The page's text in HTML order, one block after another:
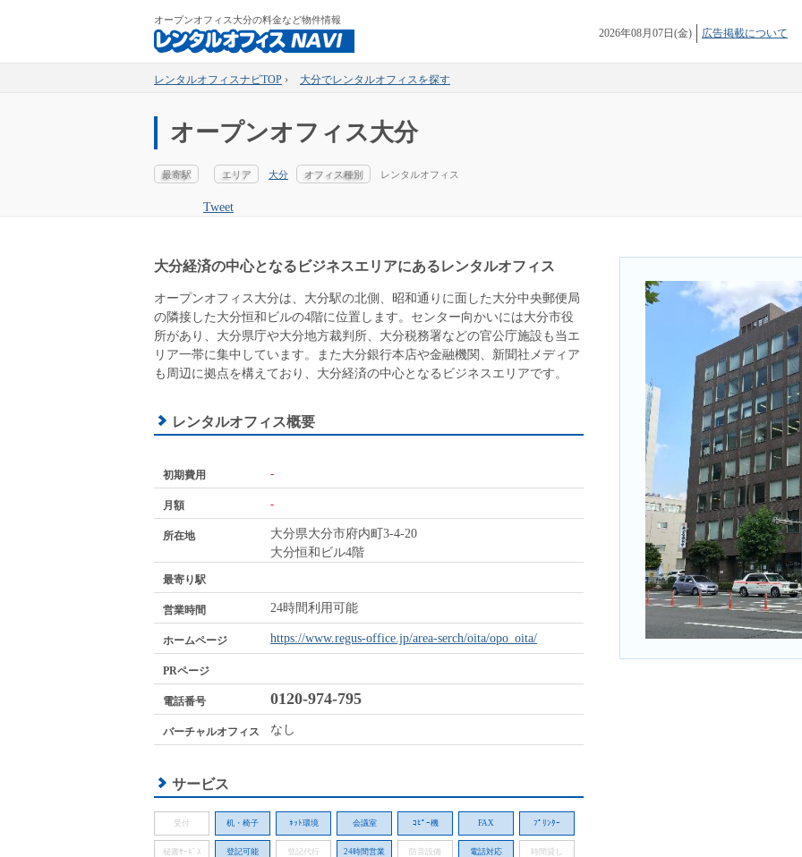
オープンオフィス大分の料金など物件情報
2026年08月07日(金) 広告掲載について
レンタルオフィスナビTOP › 大分でレンタルオフィスを探す
オープンオフィス大分
最寄駅 エリア 大分 オフィス種別 レンタルオフィス
Tweet
大分経済の中心となるビジネスエリアにあるレンタルオフィス
オープンオフィス大分は、大分駅の北側、昭和通りに面した大分中央郵便局
の隣接した大分恒和ビルの4階に位置します。センター向かいには大分市役
所があり、大分県庁や大分地方裁判所、大分税務署などの官公庁施設も当エ
リア一帯に集中しています。また大分銀行本店や金融機関、新聞社メディア
も周辺に拠点を構えており、大分経済の中心となるビジネスエリアです。
レンタルオフィス概要
初期費用 -
月額 -
所在地
大分県大分市府内町3-4-20
大分恒和ビル4階
最寄り駅
営業時間 24時間利用可能
ホームページ https://www.regus-office.jp/area-serch/oita/opo_oita/
PRページ
電話番号 0120-974-795
バーチャルオフィス なし
サービス
受付 机・椅子 ﾈｯﾄ環境 会議室 ｺﾋﾟｰ機 FAX ﾌﾟﾘﾝﾀｰ
秘書ｻｰﾋﾞｽ 登記可能 登記代行 24時間営業 防音設備 電話対応 時間貸し